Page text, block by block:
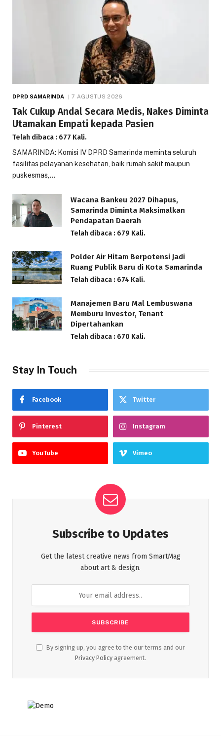
DPRD SAMARINDA 7 AGUSTUS 2026
Tak Cukup Andal Secara Medis, Nakes Diminta
Utamakan Empati kepada Pasien
Telah dibaca : 677 Kali.
SAMARINDA: Komisi IV DPRD Samarinda meminta seluruh
fasilitas pelayanan kesehatan, baik rumah sakit maupun
puskesmas,…
Wacana Bankeu 2027 Dihapus,
Samarinda Diminta Maksimalkan
Pendapatan Daerah
Telah dibaca : 679 Kali.
Polder Air Hitam Berpotensi Jadi
Ruang Publik Baru di Kota Samarinda
Telah dibaca : 674 Kali.
Manajemen Baru Mal Lembuswana
Memburu Investor, Tenant
Dipertahankan
Telah dibaca : 670 Kali.
Stay In Touch
Facebook Twitter
Pinterest Instagram
YouTube Vimeo
Subscribe to Updates
Get the latest creative news from SmartMag
about art & design.
By signing up, you agree to the our terms and our
Privacy Policy agreement.